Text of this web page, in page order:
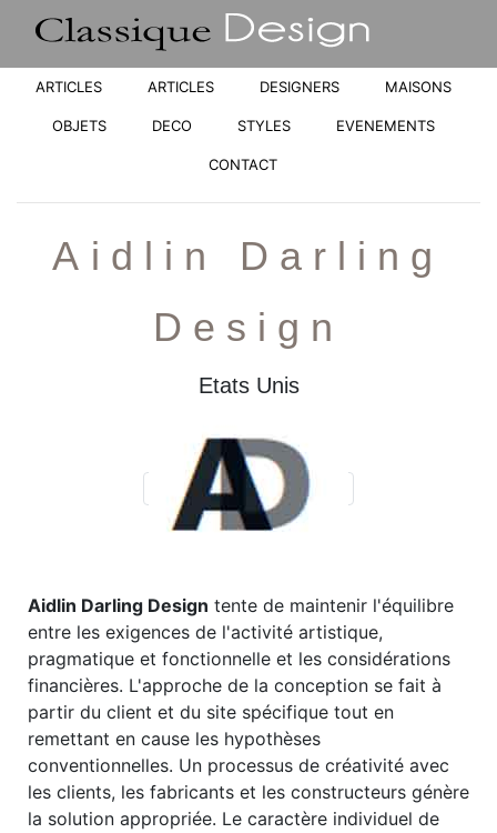
ARTICLES ARTICLES DESIGNERS MAISONS
OBJETS DECO STYLES EVENEMENTS
CONTACT
Aidlin Darling
Design
Etats Unis
Aidlin Darling Design tente de maintenir l'équilibre
entre les exigences de l'activité artistique,
pragmatique et fonctionnelle et les considérations
financières. L'approche de la conception se fait à
partir du client et du site spécifique tout en
remettant en cause les hypothèses
conventionnelles. Un processus de créativité avec
les clients, les fabricants et les constructeurs génère
la solution appropriée. Le caractère individuel de